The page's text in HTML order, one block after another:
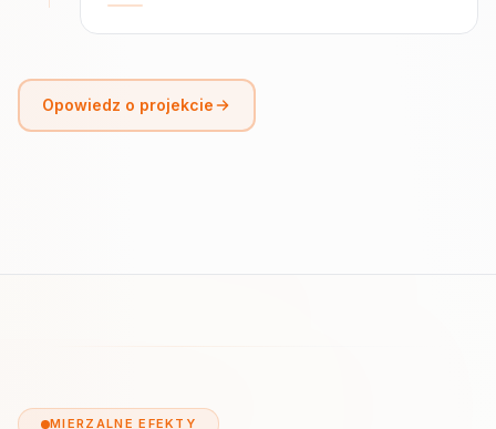
Opowiedz o projekcie
MIERZALNE EFEKTY